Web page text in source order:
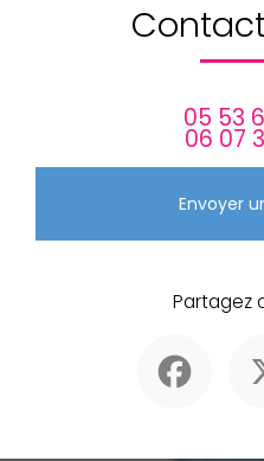
05 53
06 07
Envoyer
Partagez